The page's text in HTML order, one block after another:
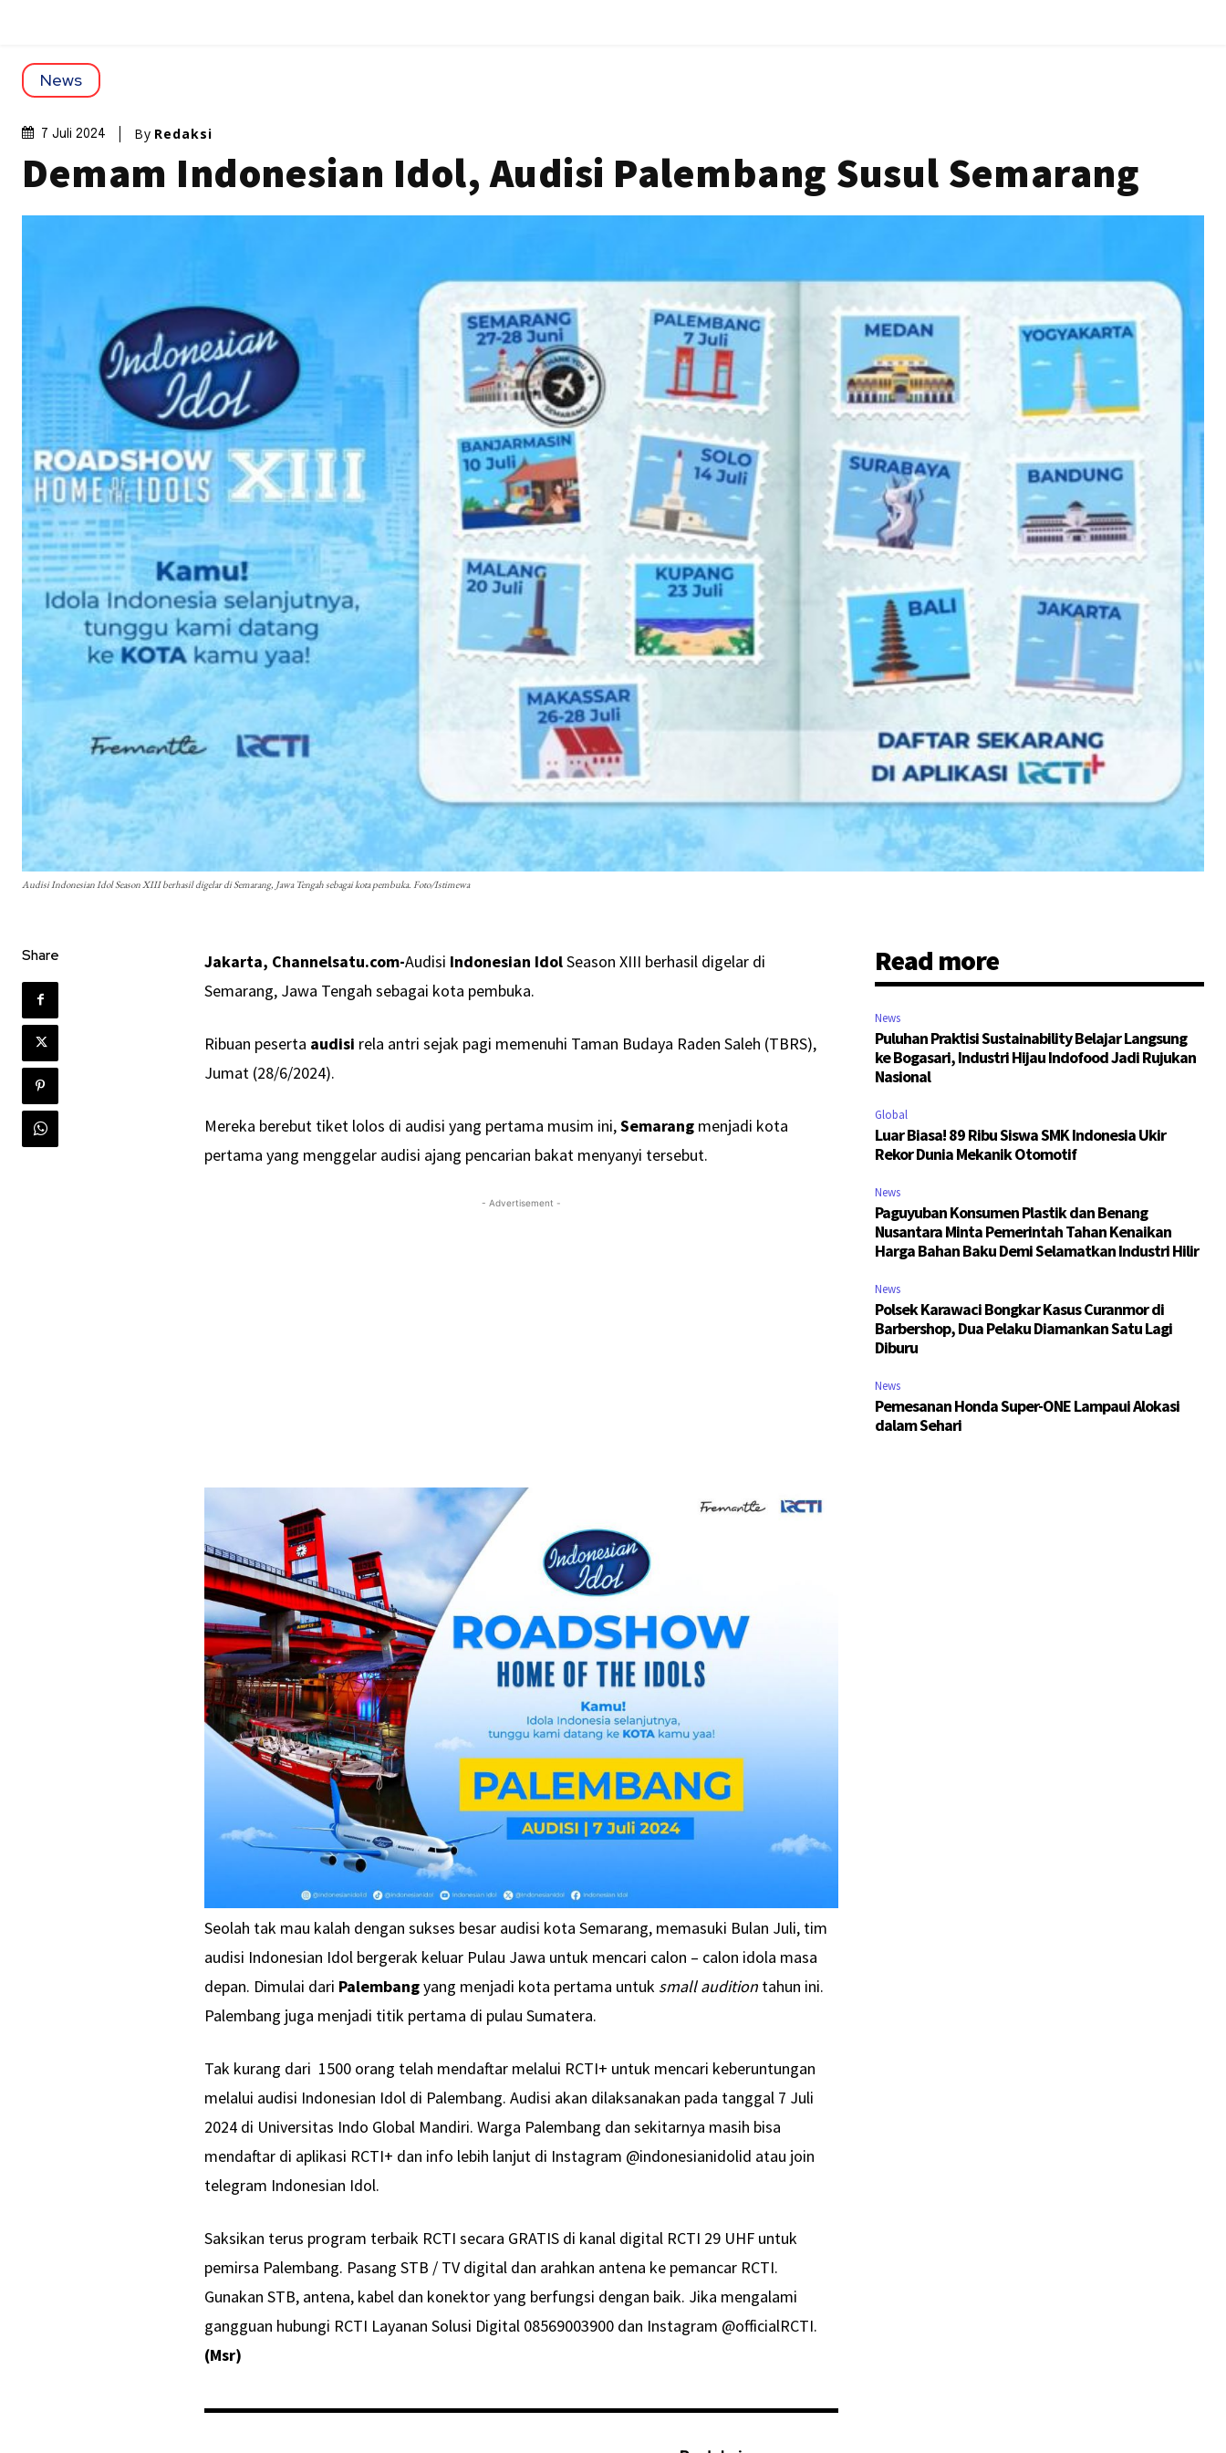
News
7 Juli 2024 By Redaksi
Demam Indonesian Idol, Audisi Palembang Susul Semarang
Audisi Indonesian Idol Season XIII berhasil digelar di Semarang, Jawa Tengah sebagai kota pembuka. Foto/Istimewa
Share Jakarta, Channelsatu.com-Audisi Indonesian IdolSeason XIII berhasil digelar di
Semarang, Jawa Tengah sebagai kota pembuka.
Ribuan peserta audisi rela antri sejak pagi memenuhi Taman Budaya Raden Saleh (TBRS),
Jumat (28/6/2024).
Mereka berebut tiket lolos di audisi yang pertama musim ini,Semarang menjadi kota
pertama yang menggelar audisi ajang pencarian bakat menyanyi tersebut.
- Advertisement -
Seolah tak mau kalah dengan sukses besar audisi kota Semarang, memasuki Bulan Juli, tim
audisi Indonesian Idol bergerak keluar Pulau Jawa untuk mencari calon – calon idola masa
depan. Dimulai dari Palembangyang menjadi kota pertama untuk small audition tahun ini.
Palembang juga menjadi titik pertama di pulau Sumatera.
Tak kurang dari 1500 orang telah mendaftar melalui RCTI+ untuk mencari keberuntungan
melalui audisi Indonesian Idol di Palembang. Audisi akan dilaksanakan pada tanggal 7 Juli
2024 di Universitas Indo Global Mandiri. Warga Palembang dan sekitarnya masih bisa
mendaftar di aplikasi RCTI+ dan info lebih lanjut di Instagram @indonesianidolid atau join
telegram Indonesian Idol.
Saksikan terus program terbaik RCTI secara GRATIS di kanal digital RCTI 29 UHF untuk
pemirsa Palembang. Pasang STB / TV digital dan arahkan antena ke pemancar RCTI.
Gunakan STB, antena, kabel dan konektor yang berfungsi dengan baik. Jika mengalami
gangguan hubungi RCTI Layanan Solusi Digital 08569003900 dan Instagram @officialRCTI.
(Msr)
Read more
News
Puluhan Praktisi Sustainability Belajar Langsung
ke Bogasari, Industri Hijau Indofood Jadi Rujukan
Nasional
Global
Luar Biasa! 89 Ribu Siswa SMK Indonesia Ukir
Rekor Dunia Mekanik Otomotif
News
Paguyuban Konsumen Plastik dan Benang
Nusantara Minta Pemerintah Tahan Kenaikan
Harga Bahan Baku Demi Selamatkan Industri Hilir
News
Polsek Karawaci Bongkar Kasus Curanmor di
Barbershop, Dua Pelaku Diamankan Satu Lagi
Diburu
News
Pemesanan Honda Super-ONE Lampaui Alokasi
dalam Sehari